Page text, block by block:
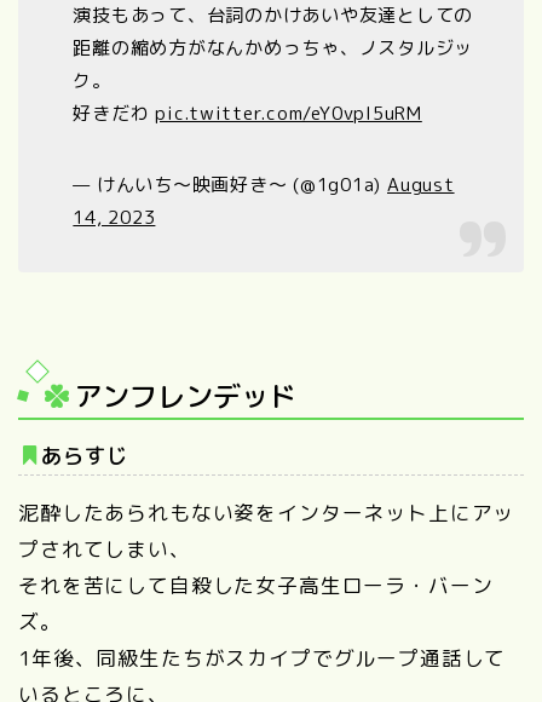
演技もあって、台詞のかけあいや友達としての
距離の縮め方がなんかめっちゃ、ノスタルジッ
ク。
好きだわpic.twitter.com/eY0vpl5uRM
— けんいち〜映画好き〜 (@1g01a) August
14, 2023
アンフレンデッド
あらすじ
泥酔したあられもない姿をインターネット上にアッ
プされてしまい、
それを苦にして自殺した女子高生ローラ・バーン
ズ。
1年後、同級生たちがスカイプでグループ通話して
いるところに、